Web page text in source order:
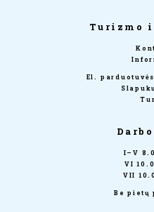
Turizmo
El.
I–V
VI
VII
Be pietų